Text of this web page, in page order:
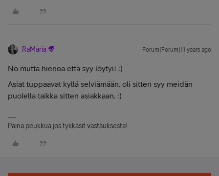
RaMaria Forum|Forum|11 years ago
No mutta hienoa että syy löytyi! :)
Asiat tuppaavat kyllä selviämään, oli sitten syy meidän
puolella taikka sitten asiakkaan. :)
Paina peukkua jos tykkäsit vastauksesta!